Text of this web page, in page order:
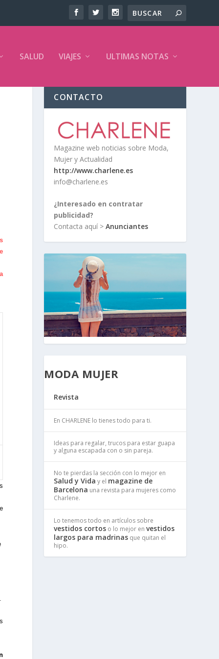
SALUD VIAJES ULTIMAS NOTAS
CONTACTO
Magazine web noticias sobre Moda,
Mujer y Actualidad
http://www.charlene.es
info@charlene.es
¿Interesado en contratar
publicidad?
Contacta aquí >Anunciantes
MODA MUJER
Revista
En CHARLENE lo tienes todo para ti.
Ideas para regalar, trucos para estar guapa
y alguna escapada con o sin pareja.
No te pierdas la sección con lo mejor en
Salud y Vida y el magazine de
Barcelona una revista para mujeres como
Charlene.
Lo tenemos todo en artículos sobre
vestidos cortos o lo mejor envestidos
largos para madrinas que quitan el
hipo.